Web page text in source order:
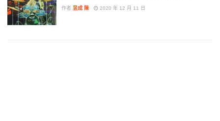
作者 昱成 陳 2020 年 12 月 11 日